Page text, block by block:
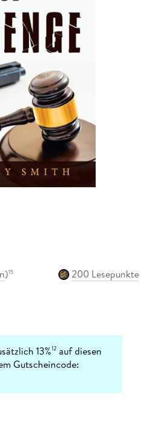
)15
200 Lesepunkte
13%12 auf diesen
Gutscheincode: